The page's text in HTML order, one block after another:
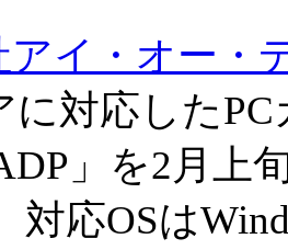
アイ・オー・
に対応した
ADP」を2月
対応OSは